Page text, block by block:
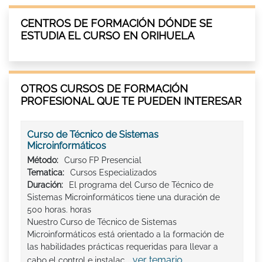
CENTROS DE FORMACIÓN DÓNDE SE
ESTUDIA EL CURSO EN ORIHUELA
OTROS CURSOS DE FORMACIÓN
PROFESIONAL QUE TE PUEDEN INTERESAR
Curso de Técnico de Sistemas
Microinformáticos
Método:
Curso FP Presencial
Tematica:
Cursos Especializados
Duración:
El programa del Curso de Técnico de
Sistemas Microinformáticos tiene una duración de
500 horas. horas
Nuestro Curso de Técnico de Sistemas
Microinformáticos está orientado a la formación de
las habilidades prácticas requeridas para llevar a